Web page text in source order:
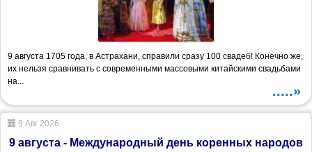
9 августа 1705 года, в Астрахани, справили сразу 100 свадеб! Конечно же,
их нельзя сравнивать с современными массовыми китайскими свадьбами
на...
.....»
9 Авг 2026
9 августа - Международный день коренных народов